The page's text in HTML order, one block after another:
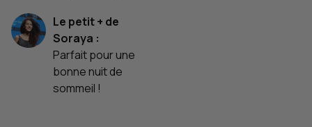
Le petit + de
Soraya :
Parfait pour une
bonne nuit de
sommeil !